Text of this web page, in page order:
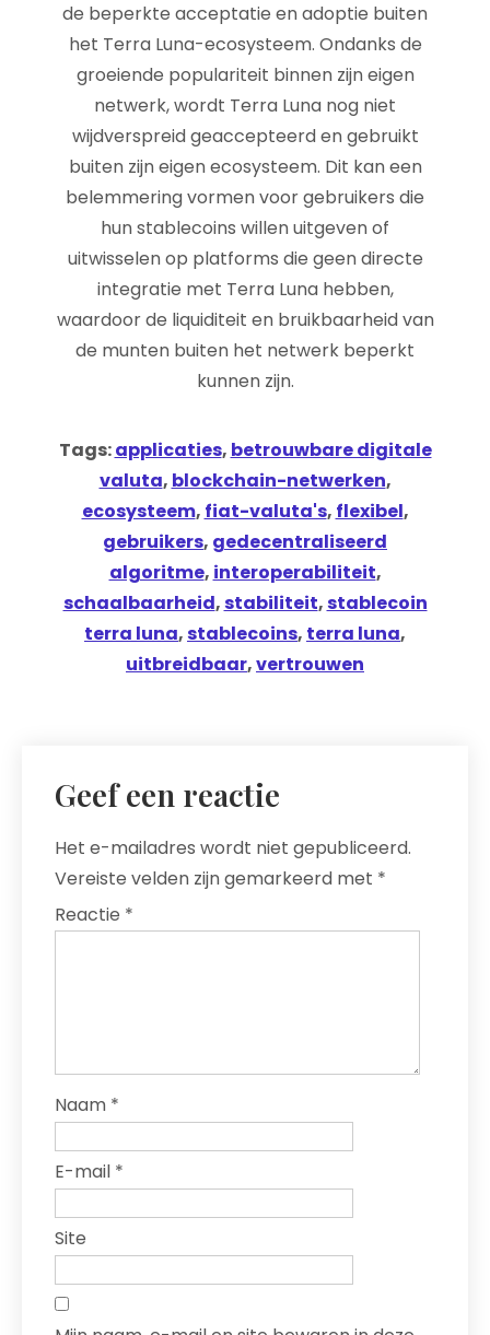
de beperkte acceptatie en adoptie buiten
het Terra Luna-ecosysteem. Ondanks de
groeiende populariteit binnen zijn eigen
netwerk, wordt Terra Luna nog niet
wijdverspreid geaccepteerd en gebruikt
buiten zijn eigen ecosysteem. Dit kan een
belemmering vormen voor gebruikers die
hun stablecoins willen uitgeven of
uitwisselen op platforms die geen directe
integratie met Terra Luna hebben,
waardoor de liquiditeit en bruikbaarheid van
de munten buiten het netwerk beperkt
kunnen zijn.
Tags:applicaties, betrouwbare digitale
valuta, blockchain-netwerken,
ecosysteem, fiat-valuta's, flexibel,
gebruikers, gedecentraliseerd
algoritme, interoperabiliteit,
schaalbaarheid,stabiliteit,stablecoin
terra luna,stablecoins, terra luna,
uitbreidbaar,vertrouwen
Geef een reactie
Het e-mailadres wordt niet gepubliceerd.
Vereiste velden zijn gemarkeerd met *
Reactie *
Naam *
E-mail *
Site